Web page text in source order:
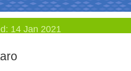
14 Jan 2021